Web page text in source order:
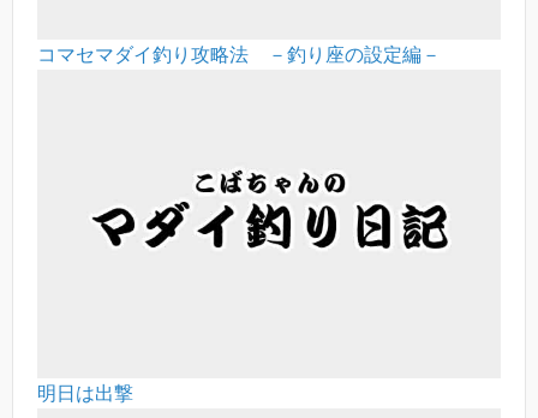
コマセマダイ釣り攻略法 －釣り座の設定編－
明日は出撃